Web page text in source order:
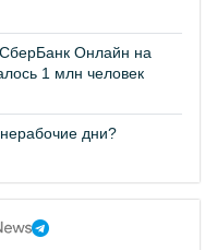
Онлайн на
1 млн человек
дни?